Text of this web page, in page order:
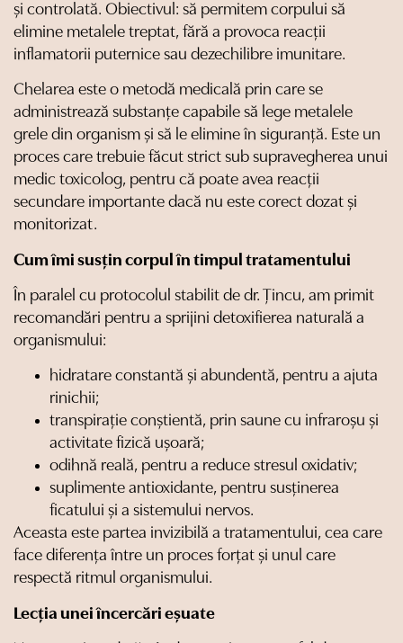
și controlată. Obiectivul: să permitem corpului să
elimine metalele treptat, fără a provoca reacții
inflamatorii puternice sau dezechilibre imunitare.
Chelarea este o metodă medicală prin care se
administrează substanțe capabile să lege metalele
grele din organism și să le elimine în siguranță. Este un
proces care trebuie făcut strict sub supravegherea unui
medic toxicolog, pentru că poate avea reacții
secundare importante dacă nu este corect dozat și
monitorizat.
Cum îmi susțin corpul în timpul tratamentului
În paralel cu protocolul stabilit de dr. Țincu, am primit
recomandări pentru a sprijini detoxifierea naturală a
organismului:
hidratare constantă și abundentă, pentru a ajuta
rinichii;
transpirație conștientă, prin saune cu infraroșu și
activitate fizică ușoară;
odihnă reală, pentru a reduce stresul oxidativ;
suplimente antioxidante, pentru susținerea
ficatului și a sistemului nervos.
Aceasta este partea invizibilă a tratamentului, cea care
face diferența între un proces forțat și unul care
respectă ritmul organismului.
Lecția unei încercări eșuate